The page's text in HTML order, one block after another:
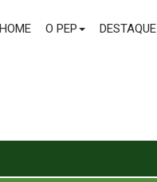
HOME O PEP DESTAQUE